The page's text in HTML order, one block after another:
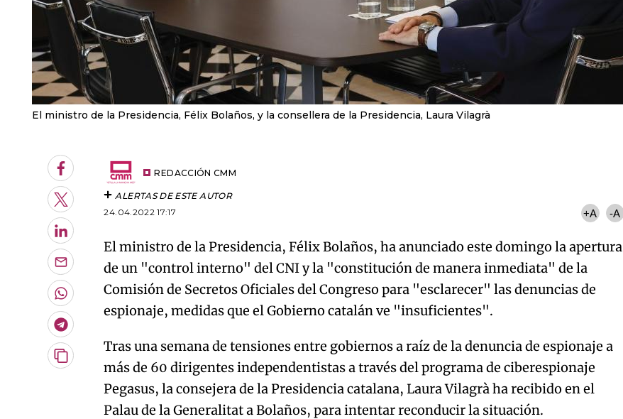
El ministro de la Presidencia, Félix Bolaños, y la consellera de la Presidencia, Laura Vilagrà
Facebook
Twitter
LinkedIn
Enviar
por
Email
Whatsapp
Telegram
Copiar
artículo
REDACCIÓN CMM
ALERTAS DE ESTE AUTOR
24.04.2022 17:17
+A -A
El ministro de la Presidencia, Félix Bolaños, ha anunciado este domingo la apertura
de un "control interno" del CNI y la "constitución de manera inmediata" de la
Comisión de Secretos Oficiales del Congreso para "esclarecer" las denuncias de
espionaje, medidas que el Gobierno catalán ve "insuficientes".
Tras una semana de tensiones entre gobiernos a raíz de la denuncia de espionaje a
más de 60 dirigentes independentistas a través del programa de ciberespionaje
Pegasus, la consejera de la Presidencia catalana, Laura Vilagrà ha recibido en el
Palau de la Generalitat a Bolaños, para intentar reconducir la situación.